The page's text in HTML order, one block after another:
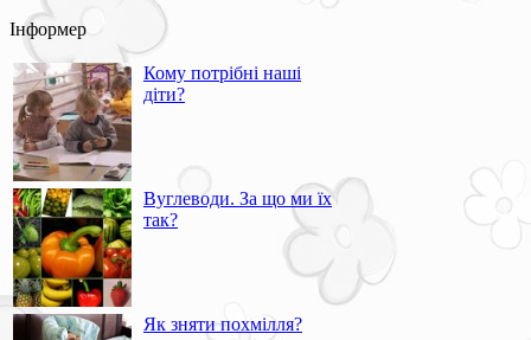
Інформер
Кому потрібні наші
діти?
Вуглеводи. За що ми їх
так?
Як зняти похмілля?